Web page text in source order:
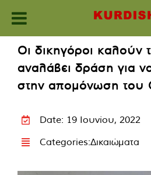
content
Οι δικηγόροι καλούν
αναλάβει δράση για
στην απομόνωση του
Date: 19 Ιουνίου, 2022
Categories:Δικαιώματα